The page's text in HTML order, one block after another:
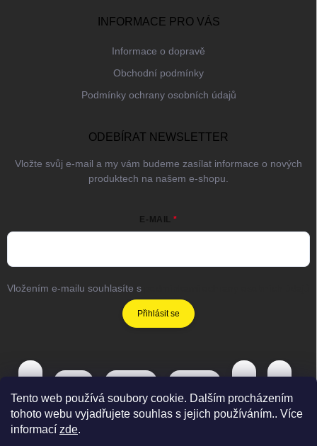
Tento web používá soubory cookie. Dalším procházením
tohoto webu vyjadřujete souhlas s jejich používáním.. Více
informací zde.
INFORMACE PRO VÁS
Informace o dopravě
Obchodní podmínky
Podmínky ochrany osobních údajů
ODEBÍRAT NEWSLETTER
Vložte svůj e-mail a my vám budeme zasílat informace o nových
produktech na našem e-shopu.
E-MAIL
Vložením e-mailu souhlasíte s
Přihlásit se